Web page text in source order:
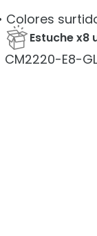
Colores
Estuche x8
CM2220-E8-